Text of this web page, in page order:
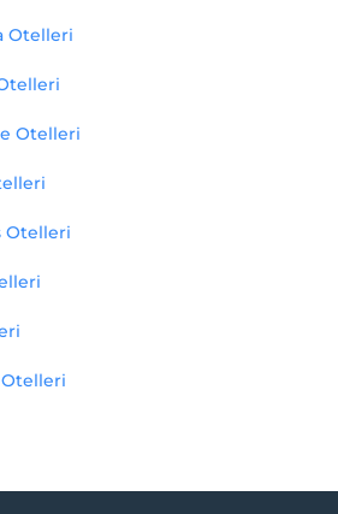
Otelleri
Otelleri
Otelleri
Otelleri